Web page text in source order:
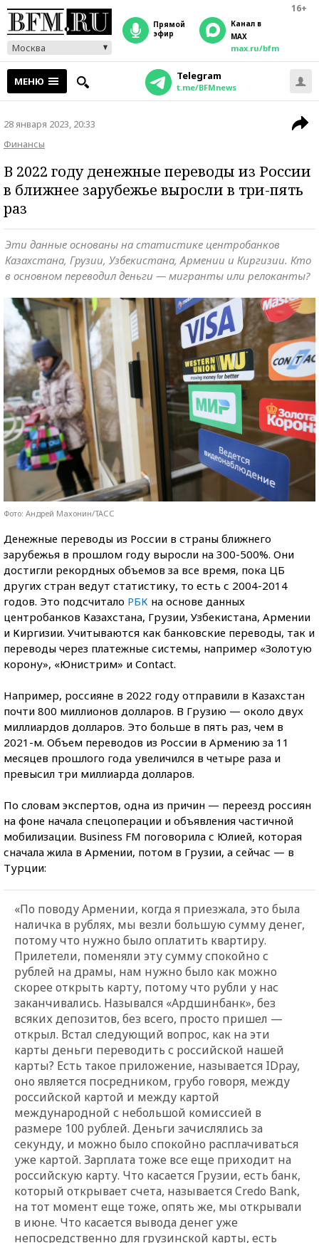
16+
Москва
прямой
эфир
Канал в
MAX
max.ru/bfm
МЕНЮ Telegram
t.me/BFMnews
28 января 2023, 20:33
Финансы
В 2022 году денежные переводы из России
в ближнее зарубежье выросли в три-пять
раз
Эти данные основаны на статистике центробанков
Казахстана, Грузии, Узбекистана, Армении и Киргизии. Кто
в основном переводил деньги — мигранты или релоканты?
Фото: Андрей Махонин/ТАСС
Денежные переводы из России в страны ближнего
зарубежья в прошлом году выросли на 300-500%. Они
достигли рекордных объемов за все время, пока ЦБ
других стран ведут статистику, то есть с 2004-2014
годов. Это подсчитало РБК на основе данных
центробанков Казахстана, Грузии, Узбекистана, Армении
и Киргизии. Учитываются как банковские переводы, так и
переводы через платежные системы, например «Золотую
корону», «Юнистрим» и Contact.
Например, россияне в 2022 году отправили в Казахстан
почти 800 миллионов долларов. В Грузию — около двух
миллиардов долларов. Это больше в пять раз, чем в
2021-м. Объем переводов из России в Армению за 11
месяцев прошлого года увеличился в четыре раза и
превысил три миллиарда долларов.
По словам экспертов, одна из причин — переезд россиян
на фоне начала спецоперации и объявления частичной
мобилизации. Business FM поговорила с Юлией, которая
сначала жила в Армении, потом в Грузии, а сейчас — в
Турции:
«По поводу Армении, когда я приезжала, это была
наличка в рублях, мы везли большую сумму денег,
потому что нужно было оплатить квартиру.
Прилетели, поменяли эту сумму спокойно с
рублей на драмы, нам нужно было как можно
скорее открыть карту, потому что рубли у нас
заканчивались. Назывался «Ардшинбанк», без
всяких депозитов, без всего, просто пришел —
открыл. Встал следующий вопрос, как на эти
карты деньги переводить с российской нашей
карты? Есть такое приложение, называется IDpay,
оно является посредником, грубо говоря, между
российской картой и между картой
международной с небольшой комиссией в
размере 100 рублей. Деньги зачислялись за
секунду, и можно было спокойно расплачиваться
уже картой. Зарплата тоже все еще приходит на
российскую карту. Что касается Грузии, есть банк,
который открывает счета, называется Credo Bank,
на тот момент еще тоже, опять же, мы открывали
в июне. Что касается вывода денег уже
непосредственно для грузинской карты, есть